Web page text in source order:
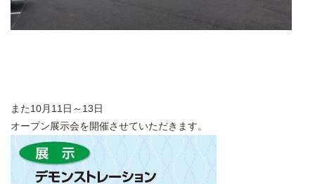
また10月11日～13日
オープン展示会を開催させていただきます。